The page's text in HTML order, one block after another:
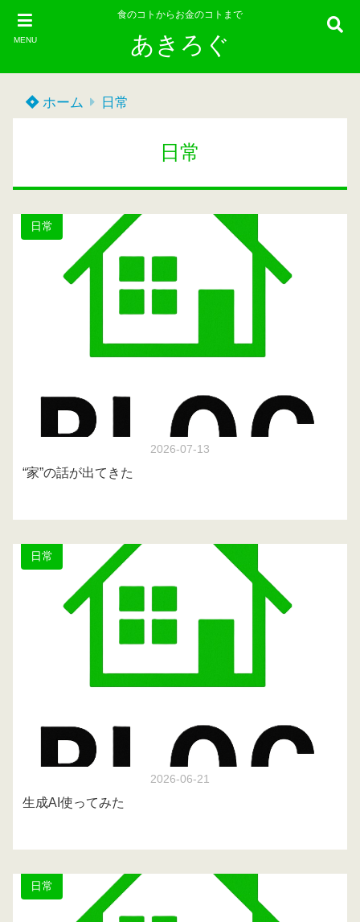
MENU
食のコトからお金のコトまで
あきろぐ
ホーム 日常
日常
日常
2026-07-13
“家”の話が出てきた
日常
2026-06-21
生成AI使ってみた
日常